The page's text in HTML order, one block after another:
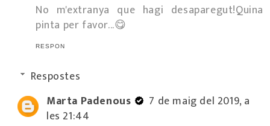
No m'extranya que hagi desaparegut!Quina
pinta per favor...😋
RESPON
Respostes
Marta Padenous
7 de maig del 2019, a
les 21:44